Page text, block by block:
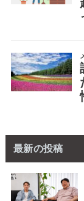
最新の投稿